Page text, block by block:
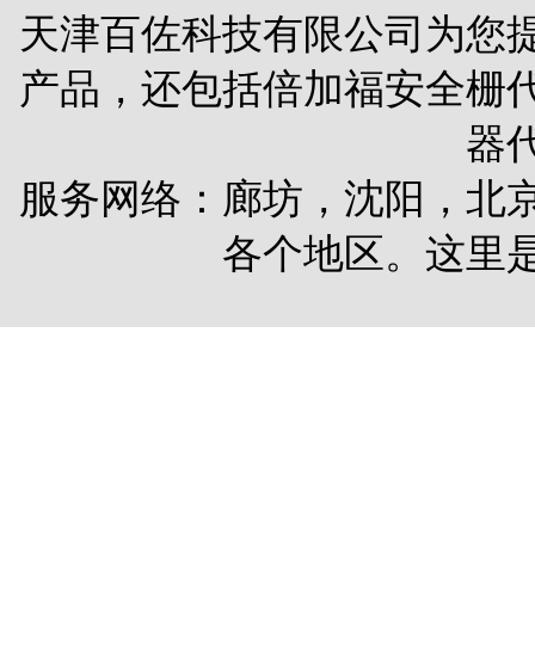
天津百佐科技有限公司为您
产品，还包括倍加福安全栅
器
服务网络：廊坊，沈阳，北
各个地区。这里